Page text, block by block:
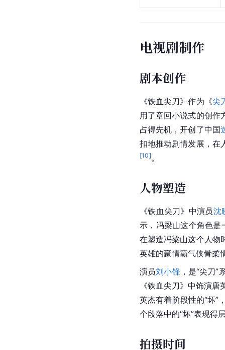
电视剧制作
剧本创作
《铁血尖刀》作为《尖
用了章回小说式的创作
占得先机，开创了中国
扣地推动剧情发展，在
[10] 。
人物塑造
《铁血尖刀》中演员沈
示，冯梁山这个角色
在塑造冯梁山这个人物
英雄的豪情霸气侠骨柔
演员刘小锋 ，是“尖刀”
《铁血尖刀》中饰演
英杰有着阶段性的“坏”
个段落中的“坏”表现得
拍摄时间